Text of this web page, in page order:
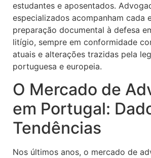
estudantes e aposentados.
especializados acompanham cada
preparação documental à defesa
litígio, sempre em conformidade
atuais e alterações trazidas pela
portuguesa e europeia.
O Mercado de
em Portugal:
Tendências
Nos últimos anos, o mercado de